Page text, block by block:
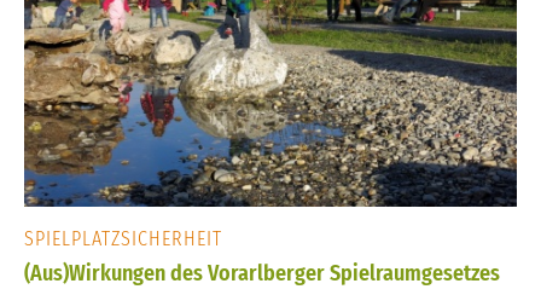
SPIELPLATZSICHERHEIT
(Aus)Wirkungen des Vorarlberger Spielraumgesetzes